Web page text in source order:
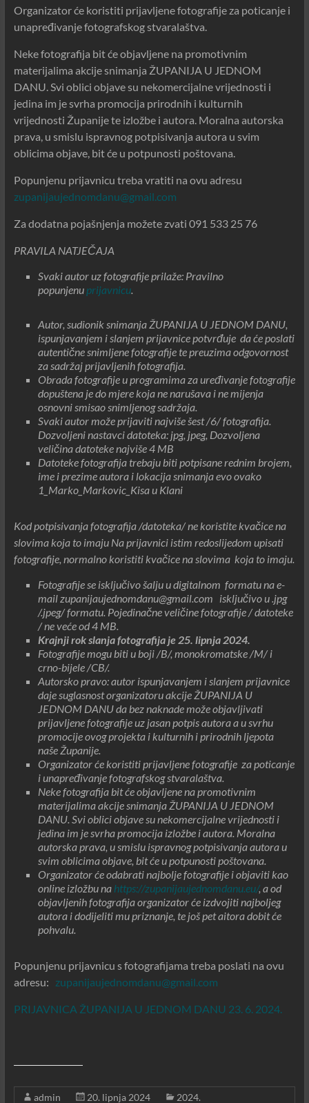
Organizator će koristiti prijavljene fotografije za poticanje i
unapređivanje fotografskog stvaralaštva.
Neke fotografija bit će objavljene na promotivnim
materijalima akcije snimanja ŽUPANIJA U JEDNOM
DANU. Svi oblici objave su nekomercijalne vrijednosti i
jedina im je svrha promocija prirodnih i kulturnih
vrijednosti Županije te izložbe i autora. Moralna autorska
prava, u smislu ispravnog potpisivanja autora u svim
oblicima objave, bit će u potpunosti poštovana.
Popunjenu prijavnicu treba vratiti na ovu adresu
zupanijaujednomdanu@gmail.com
Za dodatna pojašnjenja možete zvati 091 533 25 76
PRAVILA NATJEČAJA
Svaki autor uz fotografije prilaže: Pravilno
popunjenu prijavnicu.
Autor, sudionik snimanja ŽUPANIJA U JEDNOM DANU,
ispunjavanjem i slanjem prijavnice potvrđuje da će poslati
autentične snimljene fotografije te preuzima odgovornost
za sadržaj prijavljenih fotografija.
Obrada fotografije u programima za uređivanje fotografije
dopuštena je do mjere koja ne narušava i ne mijenja
osnovni smisao snimljenog sadržaja.
Svaki autor može prijaviti najviše šest /6/ fotografija.
Dozvoljeni nastavci datoteka: jpg, jpeg, Dozvoljena
veličina datoteke najviše 4 MB
Datoteke fotografija trebaju biti potpisane rednim brojem,
ime i prezime autora i lokacija snimanja evo ovako
1_Marko_Markovic_Kisa u Klani
Kod potpisivanja fotografija /datoteka/ ne koristite kvačice na
slovima koja to imaju Na prijavnici istim redoslijedom upisati
fotografije, normalno koristiti kvačice na slovima koja to imaju.
Fotografije se isključivo šalju u digitalnom formatu na e-
mail zupanijaujednomdanu@gmail.com isključivo u .jpg
/.jpeg/ formatu. Pojedinačne veličine fotografije / datoteke
/ ne veće od 4 MB.
Krajnji rok slanja fotografija je 25. lipnja 2024.
Fotografije mogu biti u boji /B/, monokromatske /M/ i
crno-bijele /CB/.
Autorsko pravo: autor ispunjavanjem i slanjem prijavnice
daje suglasnost organizatoru akcije ŽUPANIJA U
JEDNOM DANU da bez naknade može objavljivati
prijavljene fotografije uz jasan potpis autora a u svrhu
promocije ovog projekta i kulturnih i prirodnih ljepota
naše Županije.
Organizator će koristiti prijavljene fotografije za poticanje
i unapređivanje fotografskog stvaralaštva.
Neke fotografija bit će objavljene na promotivnim
materijalima akcije snimanja ŽUPANIJA U JEDNOM
DANU. Svi oblici objave su nekomercijalne vrijednosti i
jedina im je svrha promocija izložbe i autora. Moralna
autorska prava, u smislu ispravnog potpisivanja autora u
svim oblicima objave, bit će u potpunosti poštovana.
Organizator će odabrati najbolje fotografije i objaviti kao
online izložbu na https://zupanijaujednomdanu.eu/, a od
objavljenih fotografija organizator će izdvojiti najboljeg
autora i dodijeliti mu priznanje, te još pet aitora dobit će
pohvalu.
Popunjenu prijavnicu s fotografijama treba poslati na ovu
adresu: zupanijaujednomdanu@gmail.com
PRIJAVNICA ŽUPANIJA U JEDNOM DANU 23. 6. 2024.
admin 20. lipnja 2024 2024.